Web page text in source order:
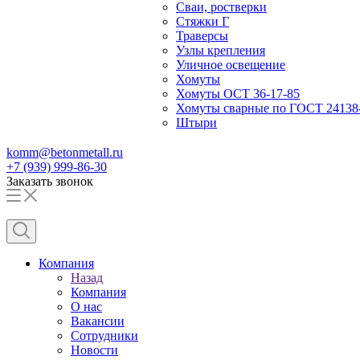
Сваи, ростверки
Стяжки Г
Траверсы
Узлы крепления
Уличное освещение
Хомуты
Хомуты ОСТ 36-17-85
Хомуты сварные по ГОСТ
Штыри
komm@betonmetall.ru
+7 (939) 999-86-30
Заказать звонок
Компания
Назад
Компания
О нас
Вакансии
Сотрудники
Новости